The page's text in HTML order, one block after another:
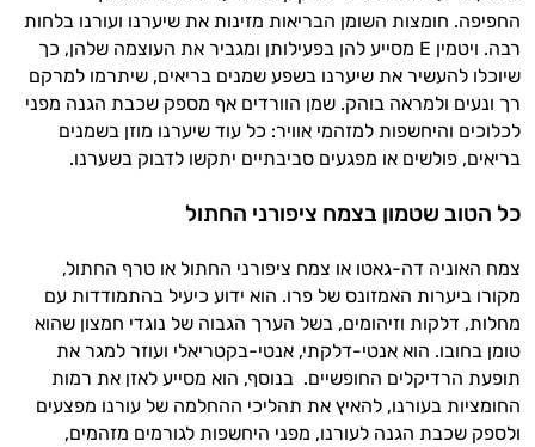
החפיפה. חומצות השומן הבריאות מזינות את שיערנו ועורנו בלחות
רבה. ויטמין E מסייע להן בפעילותן ומגביר את העוצמה שלהן, כך
שיוכלו להעשיר את שיערנו בשפע שמנים בריאים, שיתרמו למרקם
רך ונעים ולמראה בוהק. שמן הוורדים אף מספק שכבת הגנה מפני
לכלוכים והיחשפות למזהמי אוויר: כל עוד שיערנו מוזן בשמנים
בריאים, פולשים או מפגעים סביבתיים יתקשו לדבוק בשערנו.
כל הטוב שטמון בצמח ציפורני החתול
צמח האוניה דה-גאטו או צמח ציפורני החתול או טרף החתול,
מקורו ביערות האמזונס של פרו. הוא ידוע כיעיל בהתמודדות עם
מחלות, דלקות וזיהומים, בשל הערך הגבוה של נוגדי חמצון שהוא
טומן בחובו. הוא אנטי-דלקתי, אנטי-בקטריאלי ועוזר למגר את
תופעת הרדיקלים החופשיים. בנוסף, הוא מסייע לאזן את רמות
החומציות בעורנו, להאיץ את תהליכי ההחלמה של עורנו מפצעים
ולספק שכבת הגנה לעורנו, מפני היחשפות לגורמים מזהמים,